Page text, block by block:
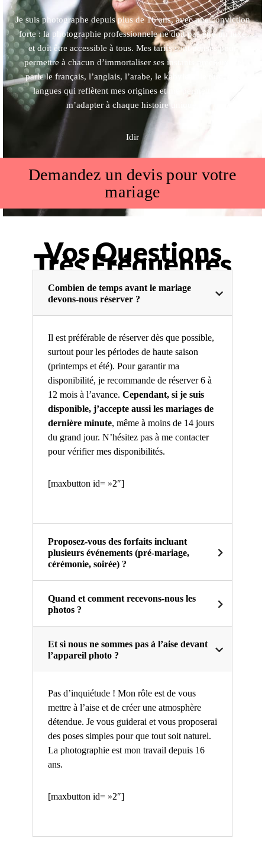
Je suis photographe depuis plus de 16 ans, avec une conviction
forte : la photographie professionnele ne doit pas être un luxe
et doit être accessible à tous. Mes tarifs sont pensés pour
permettre à chacun d’immortaliser ses instants précieux. Je
parle le français, l’anglais, l’arabe, le kabyle et le turc, des
langues qui reflètent mes origines et me permettent de
m’adapter à chaque histoire unique.
Idir
Demandez un devis pour votre
mariage
Vos Questions
Très Fréquentes
Combien de temps avant le mariage
devons-nous réserver ?
Il est préférable de réserver dès que possible,
surtout pour les périodes de haute saison
(printemps et été). Pour garantir ma
disponibilité, je recommande de réserver 6 à
12 mois à l’avance. Cependant, si je suis
disponible, j’accepte aussi les mariages de
dernière minute, même à moins de 14 jours
du grand jour. N’hésitez pas à me contacter
pour vérifier mes disponibilités.
[maxbutton id= »2″]
Proposez-vous des forfaits incluant
plusieurs événements (pré-mariage,
cérémonie, soirée) ?
Quand et comment recevons-nous les
photos ?
Et si nous ne sommes pas à l’aise devant
l’appareil photo ?
Pas d’inquiétude ! Mon rôle est de vous
mettre à l’aise et de créer une atmosphère
détendue. Je vous guiderai et vous proposerai
des poses simples pour que tout soit naturel.
La photographie est mon travail depuis 16
ans.
[maxbutton id= »2″]